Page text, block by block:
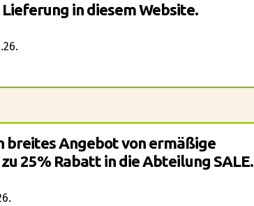
in diesem Website.
breites Angebot von ermäßige
25% Rabatt in die Abteilung SALE.